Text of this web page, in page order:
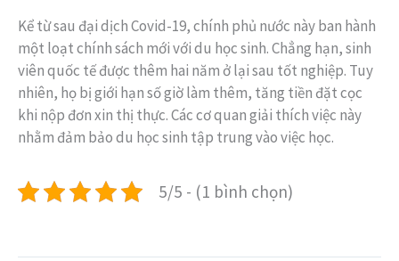
Kể từ sau đại dịch Covid-19, chính phủ nước này ban hành
một loạt chính sách mới với du học sinh. Chẳng hạn, sinh
viên quốc tế được thêm hai năm ở lại sau tốt nghiệp. Tuy
nhiên, họ bị giới hạn số giờ làm thêm, tăng tiền đặt cọc
khi nộp đơn xin thị thực. Các cơ quan giải thích việc này
nhằm đảm bảo du học sinh tập trung vào việc học.
5/5 - (1 bình chọn)